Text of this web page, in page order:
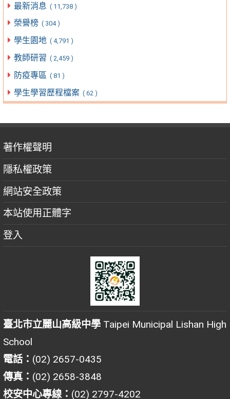
最新消息 ( 11,738 )
榮譽榜 ( 304 )
學生園地 ( 4,791 )
教師研習 ( 2,459 )
防疫專區 ( 81 )
學生學習歷程檔案 ( 62 )
著作權聲明
隱私權政策
網站安全政策
本站使用正體字
登入
臺北市立麗山高級中學 Taipei Municipal Lishan High
School
電話： (02) 2657-0435
傳真： (02) 2658-3848
校安中心專線： (02) 2797-4202